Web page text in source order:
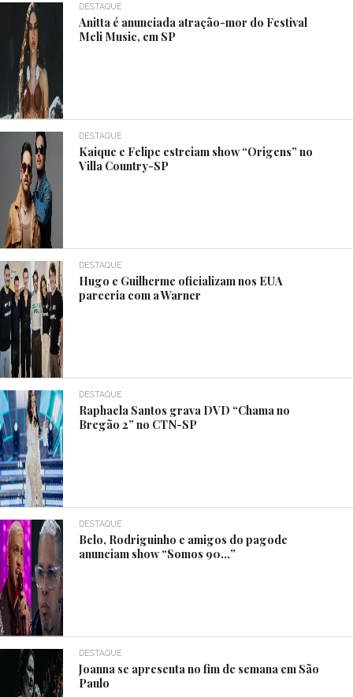
DESTAQUE
Anitta é anunciada atração-mor do Festival
Meli Music, em SP
DESTAQUE
Kaique e Felipe estreiam show “Origens” no
Villa Country-SP
DESTAQUE
Hugo e Guilherme oficializam nos EUA
parceria com a Warner
DESTAQUE
Raphaela Santos grava DVD “Chama no
Bregão 2” no CTN-SP
DESTAQUE
Belo, Rodriguinho e amigos do pagode
anunciam show “Somos 90…”
DESTAQUE
Joanna se apresenta no fim de semana em São
Paulo